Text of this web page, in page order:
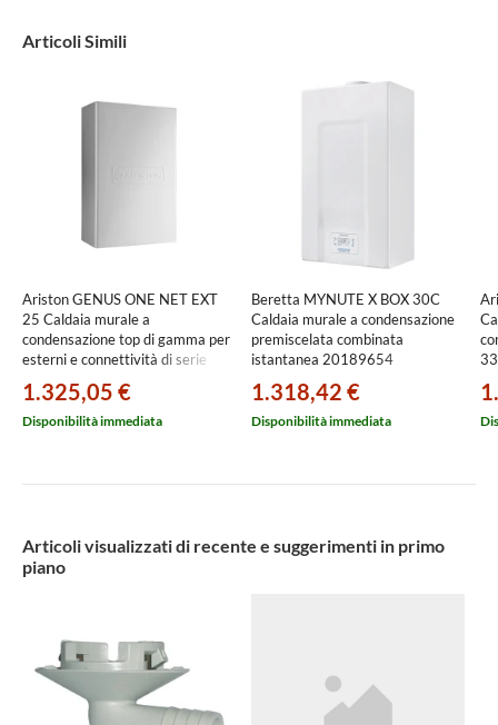
Articoli Simili
Ariston GENUS ONE NET EXT
25 Caldaia murale a
condensazione top di gamma per
esterni e connettività di serie
1.325,05 €
Disponibilità immediata
Beretta MYNUTE X BOX 30C
Caldaia murale a condensazione
premiscelata combinata
istantanea 20189654
1.318,42 €
Disponibilità immediata
Articoli visualizzati di recente e suggerimenti in primo
piano